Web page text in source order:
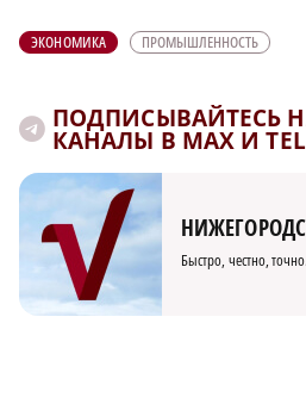
ЭКОНОМИКА ПРОМЫШЛЕННОСТЬ
ПОДПИСЫВАЙТЕСЬ
КАНАЛЫ В MAX И
Быстро, честно,